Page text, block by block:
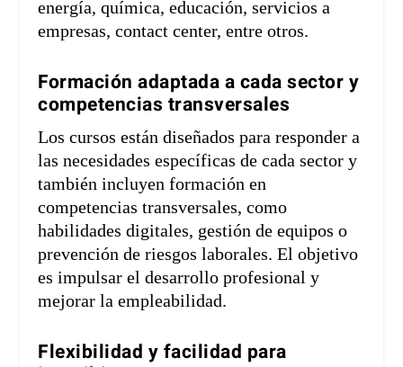
energía, química, educación, servicios a
empresas, contact center, entre otros.
Formación adaptada a cada sector y
competencias transversales
Los cursos están diseñados para responder a
las necesidades específicas de cada sector y
también incluyen formación en
competencias transversales, como
habilidades digitales, gestión de equipos o
prevención de riesgos laborales. El objetivo
es impulsar el desarrollo profesional y
mejorar la empleabilidad.
Flexibilidad y facilidad para